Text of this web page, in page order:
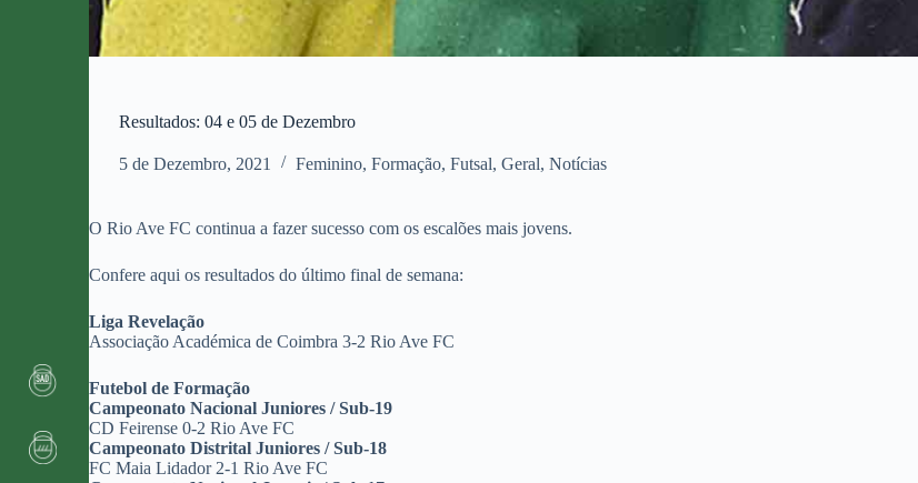
Resultados: 04 e 05 de Dezembro
5 de Dezembro, 2021 Feminino,Formação,Futsal,Geral,Notícias
O Rio Ave FC continua a fazer sucesso com os escalões mais jovens.
Confere aqui os resultados do último final de semana:
Liga Revelação
Associação Académica de Coimbra 3-2 Rio Ave FC
Futebol de Formação
Campeonato Nacional Juniores / Sub-19
CD Feirense 0-2 Rio Ave FC
Campeonato Distrital Juniores / Sub-18
FC Maia Lidador 2-1 Rio Ave FC